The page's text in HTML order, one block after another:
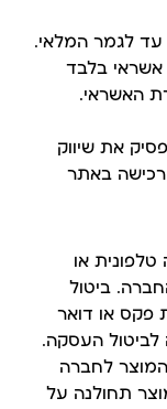
עד לגמר המלאי.
אשראי בלבד
האשראי.
את שיווק
רכישה באתר
או
ביטול
פקס או דואר
העסקה.
לחברה
תחולנה על